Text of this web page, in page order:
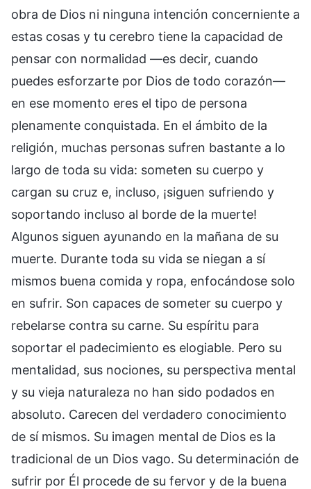
obra de Dios ni ninguna intención concerniente a
estas cosas y tu cerebro tiene la capacidad de
pensar con normalidad —es decir, cuando
puedes esforzarte por Dios de todo corazón—
en ese momento eres el tipo de persona
plenamente conquistada. En el ámbito de la
religión, muchas personas sufren bastante a lo
largo de toda su vida: someten su cuerpo y
cargan su cruz e, incluso, ¡siguen sufriendo y
soportando incluso al borde de la muerte!
Algunos siguen ayunando en la mañana de su
muerte. Durante toda su vida se niegan a sí
mismos buena comida y ropa, enfocándose solo
en sufrir. Son capaces de someter su cuerpo y
rebelarse contra su carne. Su espíritu para
soportar el padecimiento es elogiable. Pero su
mentalidad, sus nociones, su perspectiva mental
y su vieja naturaleza no han sido podados en
absoluto. Carecen del verdadero conocimiento
de sí mismos. Su imagen mental de Dios es la
tradicional de un Dios vago. Su determinación de
sufrir por Él procede de su fervor y de la buena